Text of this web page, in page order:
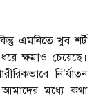
এমনিতে খুব শর্ট
ক্ষমাও চেয়েছে।
নি’র্যাতন
মধ্যে কথা